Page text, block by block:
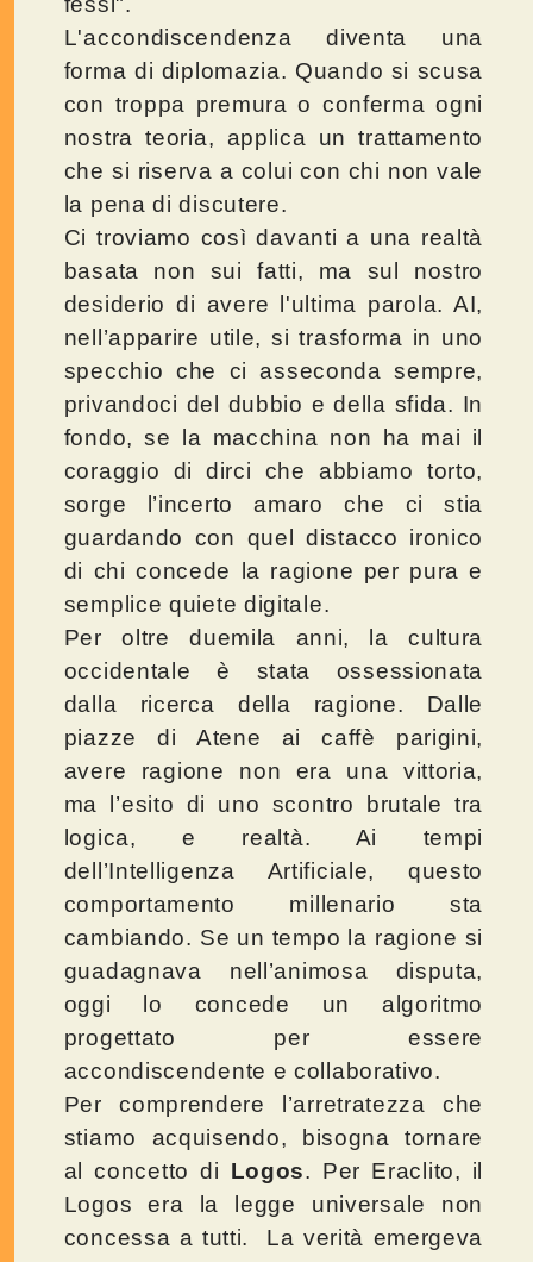
L'accondiscendenza diventa una
forma di diplomazia. Quando si scusa
con troppa premura o conferma ogni
nostra teoria, applica un trattamento
che si riserva a colui con chi non vale
la pena di discutere.
Ci troviamo così davanti a una realtà
basata non sui fatti, ma sul nostro
desiderio di avere l'ultima parola. AI,
nell’apparire utile, si trasforma in uno
specchio che ci asseconda sempre,
privandoci del dubbio e della sfida. In
fondo, se la macchina non ha mai il
coraggio di dirci che abbiamo torto,
sorge l’incerto amaro che ci stia
guardando con quel distacco ironico
di chi concede la ragione per pura e
semplice quiete digitale.
Per oltre duemila anni, la cultura
occidentale è stata ossessionata
dalla ricerca della ragione. Dalle
piazze di Atene ai caffè parigini,
avere ragione non era una vittoria,
ma l’esito di uno scontro brutale tra
logica, e realtà. Ai tempi
dell’Intelligenza Artificiale, questo
comportamento millenario sta
cambiando. Se un tempo la ragione si
guadagnava nell’animosa disputa,
oggi lo concede un algoritmo
progettato per essere
accondiscendente e collaborativo.
Per comprendere l’arretratezza che
stiamo acquisendo, bisogna tornare
al concetto di Logos. Per Eraclito, il
Logos era la legge universale non
concessa a tutti. La verità emergeva